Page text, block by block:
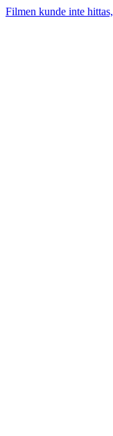
Filmen kunde inte